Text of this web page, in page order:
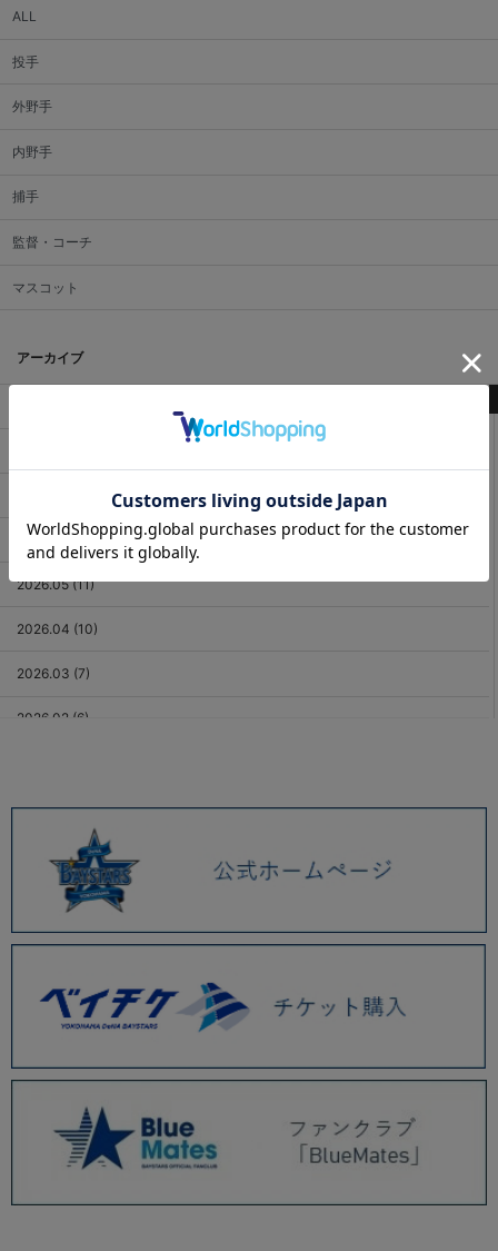
ALL
投手
外野手
内野手
捕手
監督・コーチ
マスコット
アーカイブ
2026.06 (12)
2026.05 (11)
2026.04 (10)
2026.03 (7)
2026.02 (6)
2025.12 (3)
2025.11 (6)
2025.10 (5)
2025.09 (5)
2025.08 (6)
2025.07 (6)
2025.05 (9)
2025.04 (9)